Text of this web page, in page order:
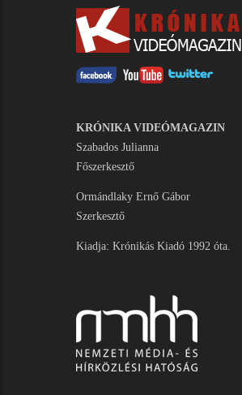
KRÓNIKA VIDEÓMAGAZIN
Szabados Julianna
Főszerkesztő
Ormándlaky Ernő Gábor
Szerkesztő
Kiadja: Krónikás Kiadó 1992 óta.